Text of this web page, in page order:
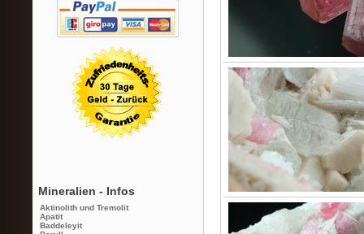
Mineralien - Infos
Aktinolith und Tremolit
Apatit
Baddeleyit